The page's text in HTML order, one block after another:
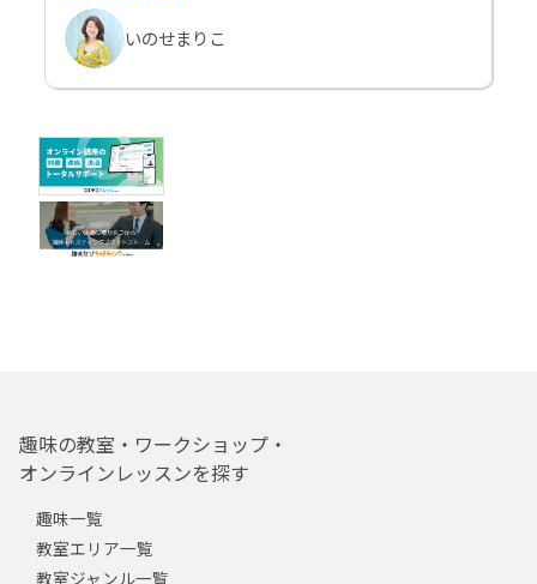
いのせまりこ
趣味の教室・ワークショップ・
オンラインレッスンを探す
趣味一覧
教室エリア一覧
教室ジャンル一覧